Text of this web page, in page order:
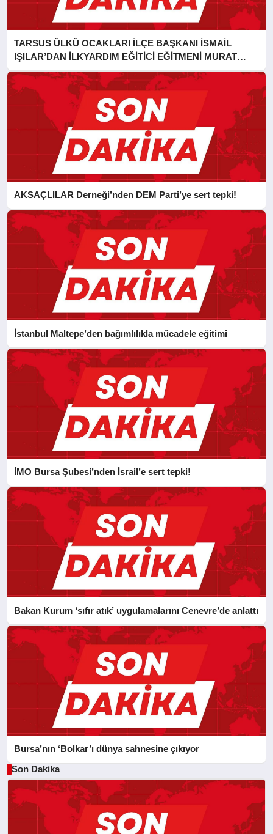
TARSUS ÜLKÜ OCAKLARI İLÇE BAŞKANI İSMAİL
IŞILAR’DAN İLKYARDIM EĞİTİCİ EĞİTMENİ MURAT
CAN FİDAN’A ZİYARET
AKSAÇLILAR Derneği’nden DEM Parti’ye sert tepki!
İstanbul Maltepe’den bağımlılıkla mücadele eğitimi
İMO Bursa Şubesi’nden İsrail’e sert tepki!
Bakan Kurum ‘sıfır atık’ uygulamalarını Cenevre’de anlattı
Bursa’nın ‘Bolkar’ı dünya sahnesine çıkıyor
Son Dakika